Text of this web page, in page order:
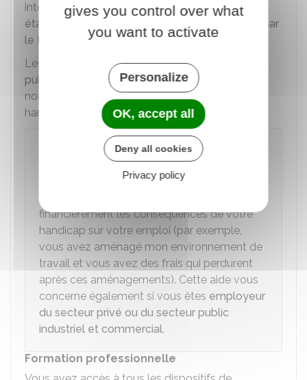
intégrer une structure spécialisée telle qu'un
établissement et service d'accompagnement par
le travail (Ésat).
Les entreprises dusecteur privéou du
public
sont dans l'obligation d'employer un
nombre minimum de personnes en situation de
handicap.
En tant travailleur exerçant une activité non
salariée, vous pouvez bénéficier d'une
financièrement les conséquences de votre
handicap sur votre emploi (par exemple,
vous avez aménagé mon environnement de
travail et vous avez des frais qui perdurent
après ces aménagements). Cette aide vous
concerne également si vous êtes employeur
du secteur privé ou du secteur public
industriel et commercial.
Formation professionnelle
gives you control over what
you want to activate
Personalize
OK, accept all
Deny all cookies
Privacy policy